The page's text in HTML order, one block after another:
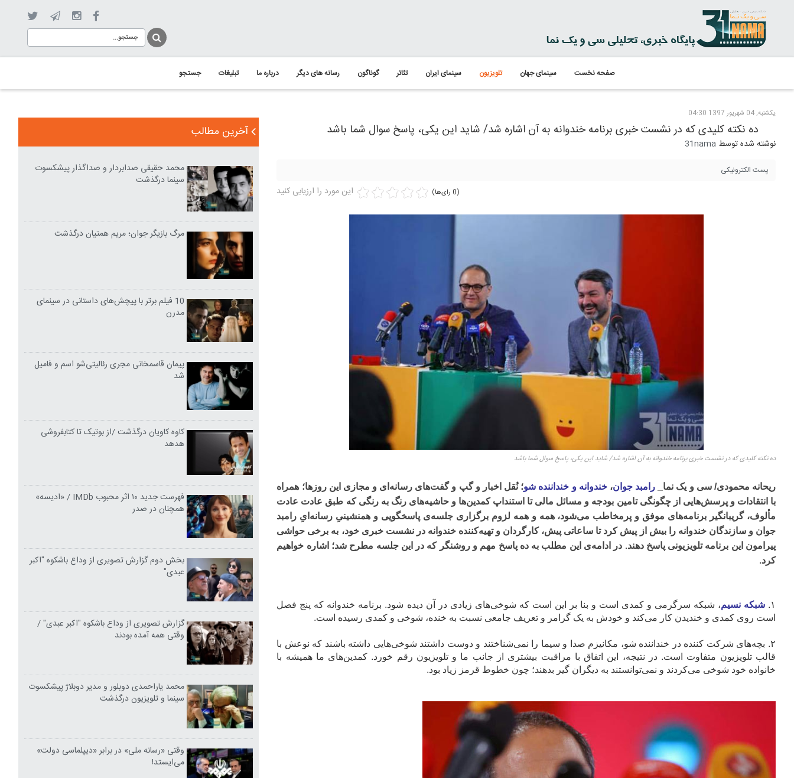
صفحه نخست سینمای جهان تلویزیون سینمای ایران تئاتر گوناگون رسانه های دیگر درباره ما تبلیغات جستجو
یکشنبه, 04 شهریور 1397 04:30
ده نکته کلیدی که در نشست خبری برنامه خندوانه به آن اشاره شد/ شاید این یکی، پاسخ سوال شما باشد
نوشته شده توسط 31nama
پست الکترونیکی
این مورد را ارزیابی کنید (0 رای‌ها)
ده نکته کلیدی که در نشست خبری برنامه خندوانه به آن اشاره شد/ شاید این یکی، پاسخ سوال شما باشد
ریحانه محمودی/ سی و یک نما_ رامبد جوان، خندوانه و خنداننده شو؛ نُقل اخبار و گپ و گفت‌های رسانه‌ای و مجازی این‌ روزها؛ همراه
با انتقادات و پرسش‌هایی از چگونگی تامین بودجه و مسائل مالی تا استنداپ کمدین‌ها و حاشیه‌های رنگ به رنگی که طبق عادت عادت
مألوف،گریبانگیر برنامه‌های موفق و پرمخاطب می‌شود، همه و همه لزوم برگزاری جلسه‌ی پاسخگویی و همنشینیِ رسانه‌ایِ رامبد
جوان و سازندگان خندوانه را بیش از پیش کرد تا ساعاتی پیش، کارگردان و تهیه‌کننده خندوانه در نشست خبری خود، به برخی حواشی
پیرامون این برنامه تلویزیونی پاسخ دهند. در ادامه‌ی این مطلب به ده پاسخ مهم و روشنگر که در این جلسه مطرح شد؛ اشاره خواهیم
کرد.
۱. شبکه نسیم، شبکه سرگرمی و کمدی است و بنا بر این است که شوخی‌های زیادی در آن دیده شود. برنامه خندوانه که پنج فصل
است روی کمدی و خندیدن کار می‌کند و خودش به یک گرامر و تعریف جامعی نسبت به خنده، شوخی و کمدی رسیده است.
۲. بچه‌های شرکت کننده‌ در خنداننده شو، مکانیزم صدا و سیما را نمی‌شناختند و دوست داشتند شوخی‌هایی داشته باشند که نوعش با
قالب تلویزیون متفاوت است. در نتیجه، این اتفاق با مراقبت بیشتری از جانب ما و تلویزیون رقم خورد. کمدین‌های ما همیشه با
خانواده خود شوخی می‌کردند و نمی‌توانستند به دیگران گیر بدهند؛ چون خطوط قرمز زیاد بود.
آخرین مطالب
محمد حقیقی صدابردار و صداگذار پیشکسوت
سینما درگذشت
مرگ بازیگر جوان؛ مریم همتیان درگذشت
10 فیلم برتر با پیچش‌های داستانی در سینمای
مدرن
پیمان قاسمخانی مجری رئالیتی‌شو اسم و فامیل
شد
کاوه کاویان درگذشت /از بوتیک تا کتابفروشی
هدهد
فهرست جدید ۱۰ اثر محبوب IMDb / «ادیسه»
همچنان در صدر
بخش دوم گزارش تصویری از وداع باشکوه "اکبر
عبدی"
گزارش تصویری از وداع باشکوه "اکبر عبدی" /
وقتی همه آمده بودند
محمد یاراحمدی دوبلور و مدیر دوبلاژ پیشکسوت
سینما و تلویزیون درگذشت
وقتی «رسانه ملی» در برابر «دیپلماسی دولت»
می‌ایستد!